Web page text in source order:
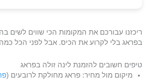
ריכזנו עבורכם את המקומות הכי שווים לשים
בפראג בלי לקרוע את הכיס. אבל לפני הכל
טיפים חשובים להזמנת לינה זולה בפראג
מיקום מול מחיר: פראג מחולקת לרובעים (